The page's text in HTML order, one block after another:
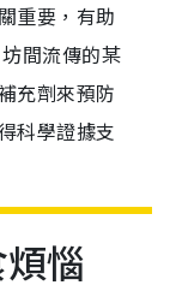
重要，有助
間流傳的某
充劑來預防
科學證據支
惱